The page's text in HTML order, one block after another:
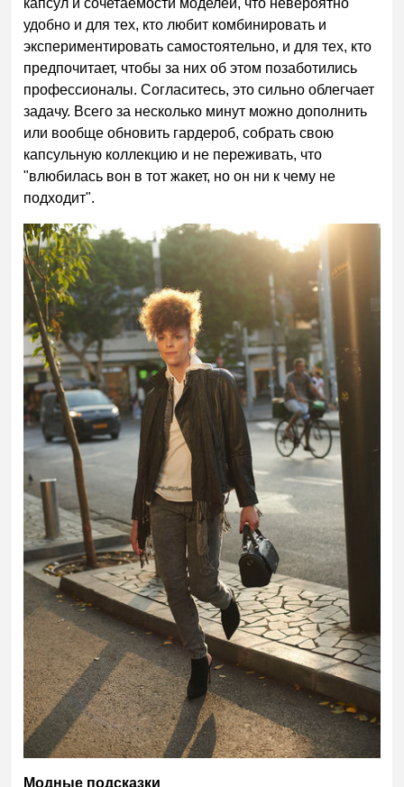
удобно и для тех, кто любит комбинировать и
экспериментировать самостоятельно, и для тех, кто
предпочитает, чтобы за них об этом позаботились
профессионалы. Согласитесь, это сильно облегчает
задачу. Всего за несколько минут можно дополнить
или вообще обновить гардероб, собрать свою
капсульную коллекцию и не переживать, что
"влюбилась вон в тот жакет, но он ни к чему не
подходит".
Модные подсказки